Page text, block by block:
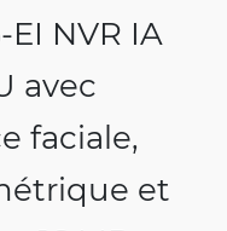
EI NVR IA
avec
faciale,
et